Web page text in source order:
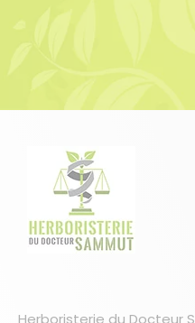
Herboristerie du Docteur